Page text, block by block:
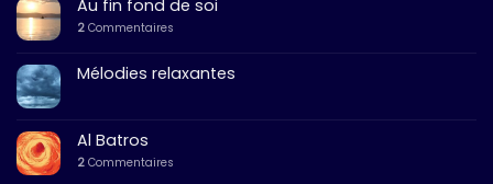
Au fin fond de soi
2 Commentaires
Mélodies relaxantes
Al Batros
2 Commentaires